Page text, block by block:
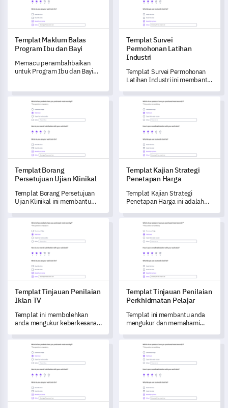
Templat Maklum Balas
Program Ibu dan Bayi
Memacu penambahbaikan
untuk Program Ibu dan Bayi
menangkap pandangan dan
pengalaman kritikal tentang
peserta anda.
Templat Survei
Permohonan Latihan
Industri
Templat Survei Permohonan
Latihan Industri ini membantu
balas berharga daripada
pemohon untuk meningkatkan
proses pengambilan anda.
Templat Borang Persetujuan Ujian Klinikal
Templat Borang
Persetujuan Ujian Klinikal
Templat Borang Persetujuan
Ujian Klinikal ini membantu
secara sistematik daripada
peserta ujian yang berpotensi,
memastikan penyertaan yang
dimaklumkan dan
pemahaman tentang protokol
Templat Kajian Strategi
Templat Kajian Strategi
Penetapan Harga
Templat Kajian Strategi
Penetapan Harga ini adalah
mendapatkan wawasan
pelanggan yang tidak ternilai
mengenai model penetapan
harga anda.
Templat Tinjauan Penilaian Iklan TV
Templat Tinjauan Penilaian
Iklan TV
Templat ini membolehkan
anda mengukur keberkesanan
Templat Tinjauan Penilaian
Templat Tinjauan Penilaian
Perkhidmatan Pelajar
Templat ini membantu anda
mengukur dan memahami
persepsi terhadap
perkhidmatan yang
ditawarkan di institusi anda.
Templat Tinjauan Penilaian Gangguan Obsesif-Kompulsif
Templat Maklum Balas